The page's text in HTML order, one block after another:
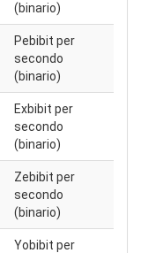
(binario)
Pebibit per
secondo
(binario)
Exbibit per
secondo
(binario)
Zebibit per
secondo
(binario)
Yobibit per